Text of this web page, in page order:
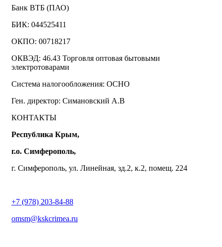
Банк ВТБ (ПАО)
БИК: 044525411
ОКПО: 00718217
ОКВЭД: 46.43 Торговля оптовая бытовыми
электротоварами
Система налогообложения: ОСНО
Ген. директор: Симановский А.В
КОНТАКТЫ
Республика Крым,
г.о. Симферополь,
г. Симферополь, ул. Линейная, зд.2, к.2, помещ. 224
+7 (978) 203-84-88
omsm@kskcrimea.ru